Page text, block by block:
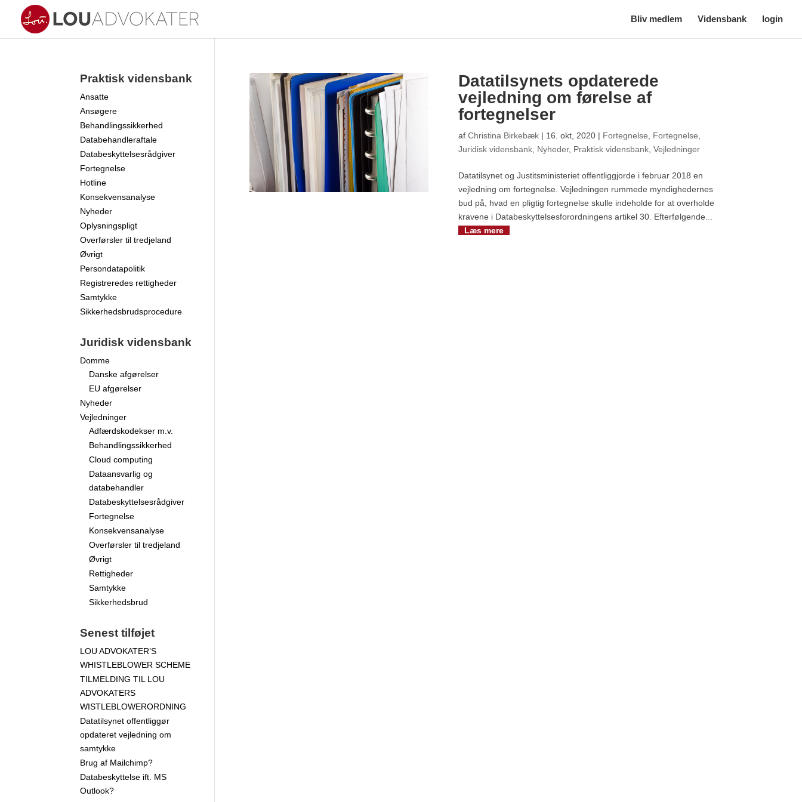
Bliv medlem Vidensbank login
Datatilsynets opdaterede
vejledning om førelse af
fortegnelser
af Christina Birkebæk| 16. okt, 2020| Fortegnelse Fortegnelse
Juridisk vidensbank, Nyheder, Praktisk vidensbank, Vejledninger
Datatilsynet og Justitsministeriet offentliggjorde i februar 2018 en
vejledning om fortegnelse. Vejledningen rummede myndighedernes
bud på, hvad en pligtig fortegnelse skulle indeholde for at overholde
kravene i Databeskyttelsesforordningens artikel 30. Efterfølgende...
Læs mere
Praktisk vidensbank
Ansatte
Ansøgere
Behandlingssikkerhed
Databehandleraftale
Databeskyttelsesrådgiver
Fortegnelse
Hotline
Konsekvensanalyse
Nyheder
Oplysningspligt
Overførsler til tredjeland
Øvrigt
Persondatapolitik
Registreredes rettigheder
Samtykke
Sikkerhedsbrudsprocedure
Juridisk vidensbank
Domme
Danske afgørelser
EU afgørelser
Nyheder
Vejledninger
Adfærdskodekser m.v.
Behandlingssikkerhed
Cloud computing
Dataansvarlig og
databehandler
Databeskyttelsesrådgiver
Fortegnelse
Konsekvensanalyse
Overførsler til tredjeland
Øvrigt
Rettigheder
Samtykke
Sikkerhedsbrud
Senest tilføjet
LOU ADVOKATER’S
WHISTLEBLOWER SCHEME
TILMELDING TIL LOU
ADVOKATERS
WISTLEBLOWERORDNING
Datatilsynet offentliggør
opdateret vejledning om
samtykke
Brug af Mailchimp?
Databeskyttelse ift. MS
Outlook?